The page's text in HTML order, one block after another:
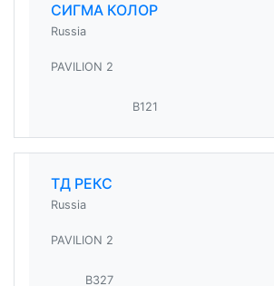
СИГМА КОЛОР
Russia
PAVILION 2
B121
ТД РЕКС
Russia
PAVILION 2
B327